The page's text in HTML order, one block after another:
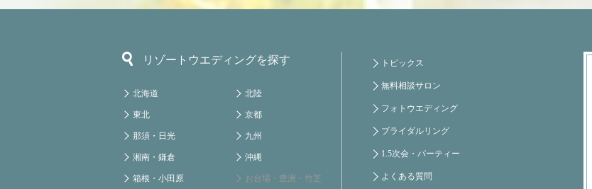
リゾートウエディングを探す
北海道
東北
那須・日光
湘南・鎌倉
箱根・小田原
北陸
京都
九州
沖縄
お台場・豊洲・竹芝
トピックス
無料相談サロン
フォトウエディング
ブライダルリング
1.5次会・パーティー
よくある質問